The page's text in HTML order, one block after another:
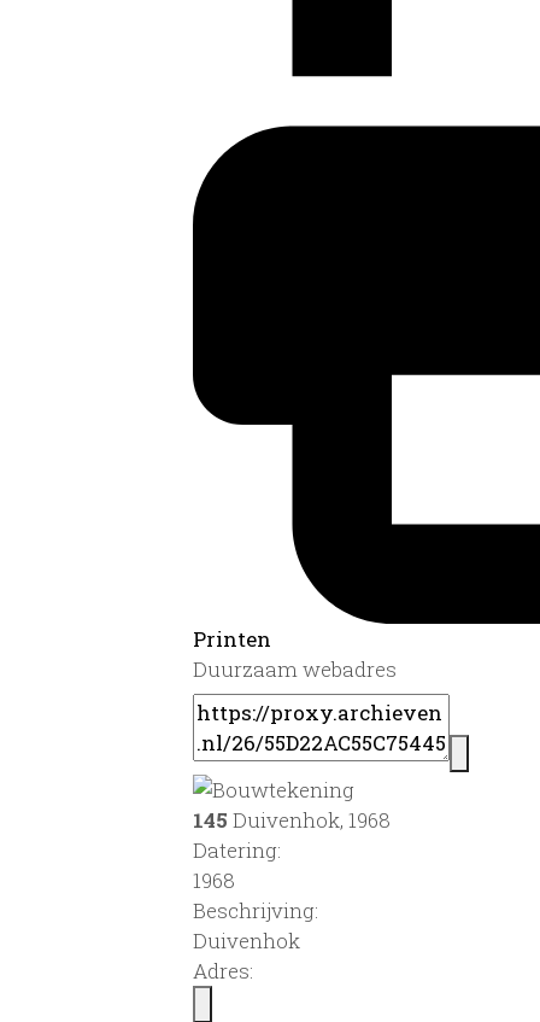
Printen
Duurzaam webadres
145 Duivenhok, 1968
Datering:
1968
Beschrijving:
Duivenhok
Adres: